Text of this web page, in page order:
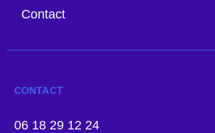
Contact
CONTACT
06 18 29 12 24